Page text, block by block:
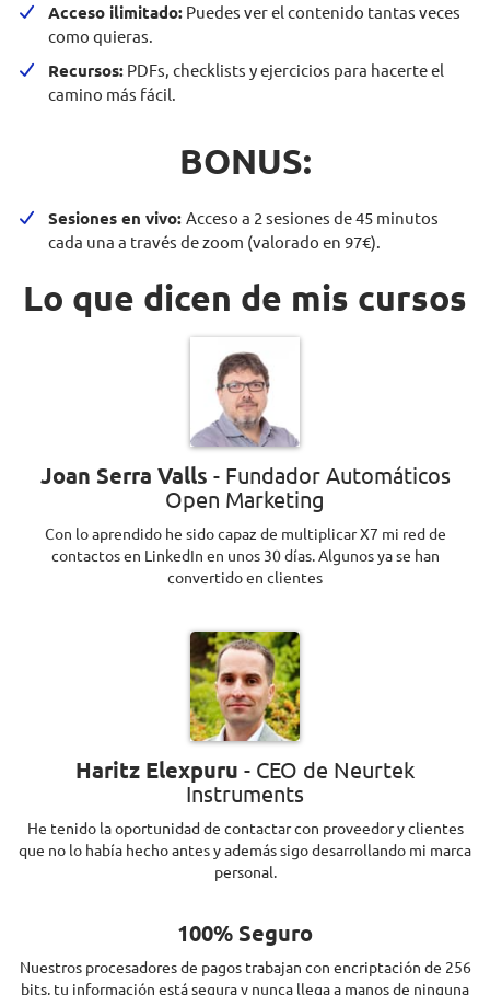
Acceso ilimitado:Puedes ver el contenido tantas veces
como quieras.
Recursos:PDFs, checklists y ejercicios para hacerte el
camino más fácil.
BONUS:
Sesiones en vivo: Acceso a 2 sesiones de 45 minutos
cada una a través de zoom (valorado en 97€).
Lo que dicen de mis cursos
Joan Serra Valls - Fundador Automáticos
Open Marketing
Con lo aprendido he sido capaz de multiplicar X7 mi red de
contactos en LinkedIn en unos 30 días. Algunos ya se han
convertido en clientes
Haritz Elexpuru - CEO de Neurtek
Instruments
He tenido la oportunidad de contactar con proveedor y clientes
que no lo había hecho antes y además sigo desarrollando mi marca
personal.
100% Seguro
Nuestros procesadores de pagos trabajan con encriptación de 256
bits, tu información está segura y nunca llega a manos de ninguna